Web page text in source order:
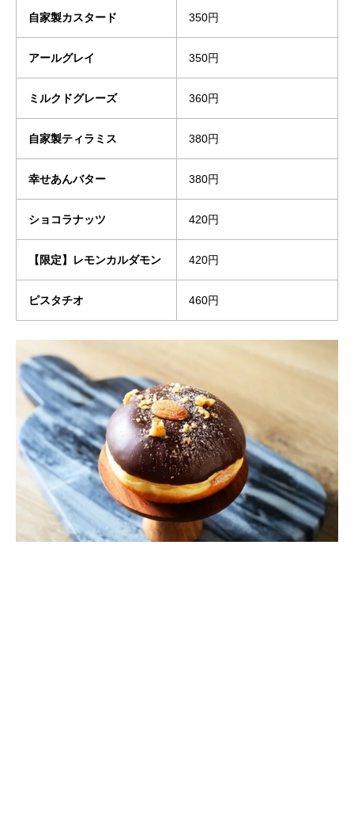
自家製カスタード 350円
アールグレイ 350円
ミルクドグレーズ 360円
自家製ティラミス 380円
幸せあんバター 380円
ショコラナッツ 420円
【限定】レモンカルダモン 420円
ピスタチオ 460円